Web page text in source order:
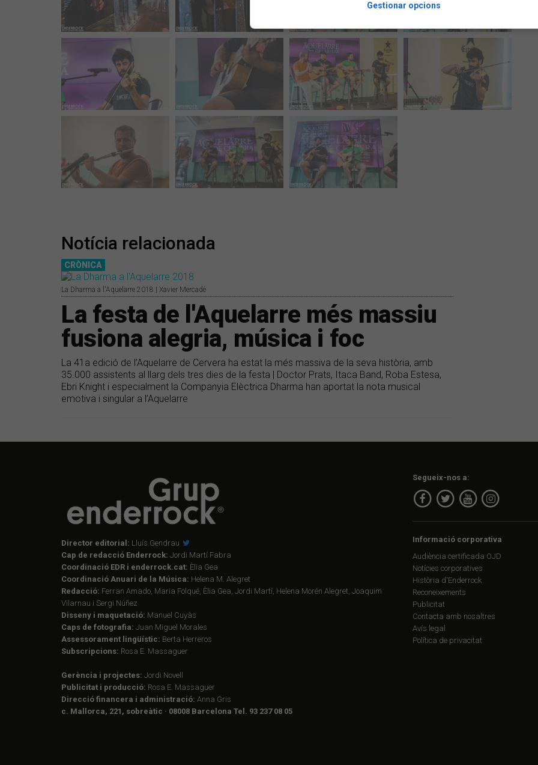
Notícia relacionada
CRÒNICA
La Dharma a l'Aquelarre 2018 | Xavier Mercadé
La festa de l'Aquelarre més massiu
fusiona alegria, música i foc
La 41a edició de l’Aquelarre de Cervera ha estat la més massiva de la seva història, amb
35.000 assistents al llarg dels tres dies de la festa | Doctor Prats, Itaca Band, Roba Estesa,
Ebri Knight i especialment la Companyia Elèctrica Dharma han aportat la nota musical
emotiva i singular a l’Aquelarre
Director editorial: Lluís Gendrau
Cap de redacció Enderrock: Jordi Martí Fabra
Coordinació EDR i enderrock.cat: Èlia Gea
Coordinació Anuari de la Música: Helena M. Alegret
Redacció: Ferran Amado, Maria Folqué, Èlia Gea, Jordi Martí, Helena Morén Alegret, Joaquim
Vilarnau i Sergi Núñez
Disseny i maquetació: Manuel Cuyàs
Caps de fotografia: Juan Miguel Morales
Assessorament lingüístic: Berta Herreros
Subscripcions: Rosa E. Massaguer
Gerència i projectes: Jordi Novell
Publicitat i producció: Rosa E. Massaguer
Direcció financera i administració: Anna Gris
c. Mallorca, 221, sobreàtic · 08008 Barcelona Tel. 93 237 08 05
Segueix-nos a:
Informació corporativa
Audiència certificada OJD
Notícies corporatives
Història d'Enderrock
Reconeixements
Publicitat
Contacta amb nosaltres
Avís legal
Política de privacitat
Gestionar opcions